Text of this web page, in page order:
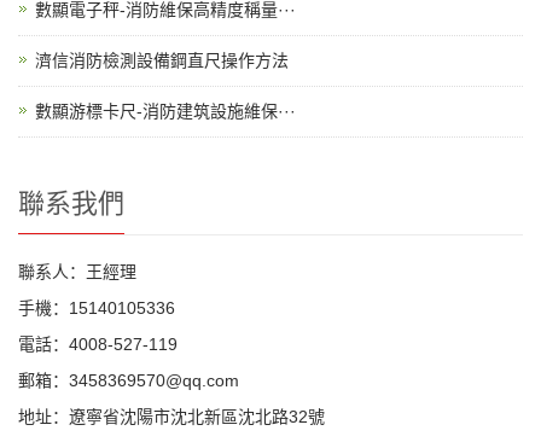
數顯電子秤-消防維保高精度稱量···
濟信消防檢測設備鋼直尺操作方法
數顯游標卡尺-消防建筑設施維保···
聯系我們
聯系人：王經理
手機：15140105336
電話：4008-527-119
郵箱：3458369570@qq.com
地址：遼寧省沈陽市沈北新區沈北路32號